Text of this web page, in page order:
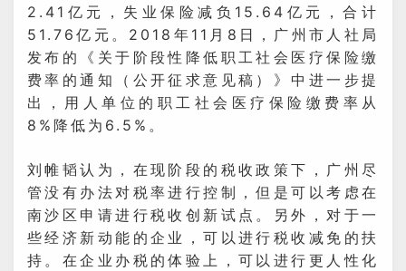
2.41亿元，失业保险减负15.64亿元，合计
51.76亿元。2018年11月8日，广州市人社局
发布的《关于阶段性降低职工社会医疗保险缴
费率的通知（公开征求意见稿）》中进一步提
出，用人单位的职工社会医疗保险缴费率从
8%降低为6.5%。
刘帷韬认为，在现阶段的税收政策下，广州尽
管没有办法对税率进行控制，但是可以考虑在
南沙区申请进行税收创新试点。另外，对于一
些经济新动能的企业，可以进行税收减免的扶
持。在企业办税的体验上，可以进行更人性化